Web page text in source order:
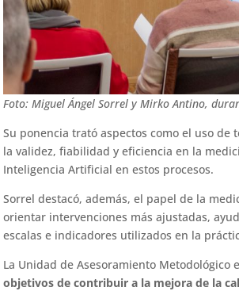
Foto: Miguel Ángel Sorrel y Mirko Antino,
Su ponencia trató aspectos como el uso
la validez, fiabilidad y eficiencia en la
Inteligencia Artificial en estos procesos.
Sorrel destacó, además, el papel de la
orientar intervenciones más ajustadas,
escalas e indicadores utilizados en la
La Unidad de Asesoramiento Metodológico
objetivos de contribuir a la mejora de la